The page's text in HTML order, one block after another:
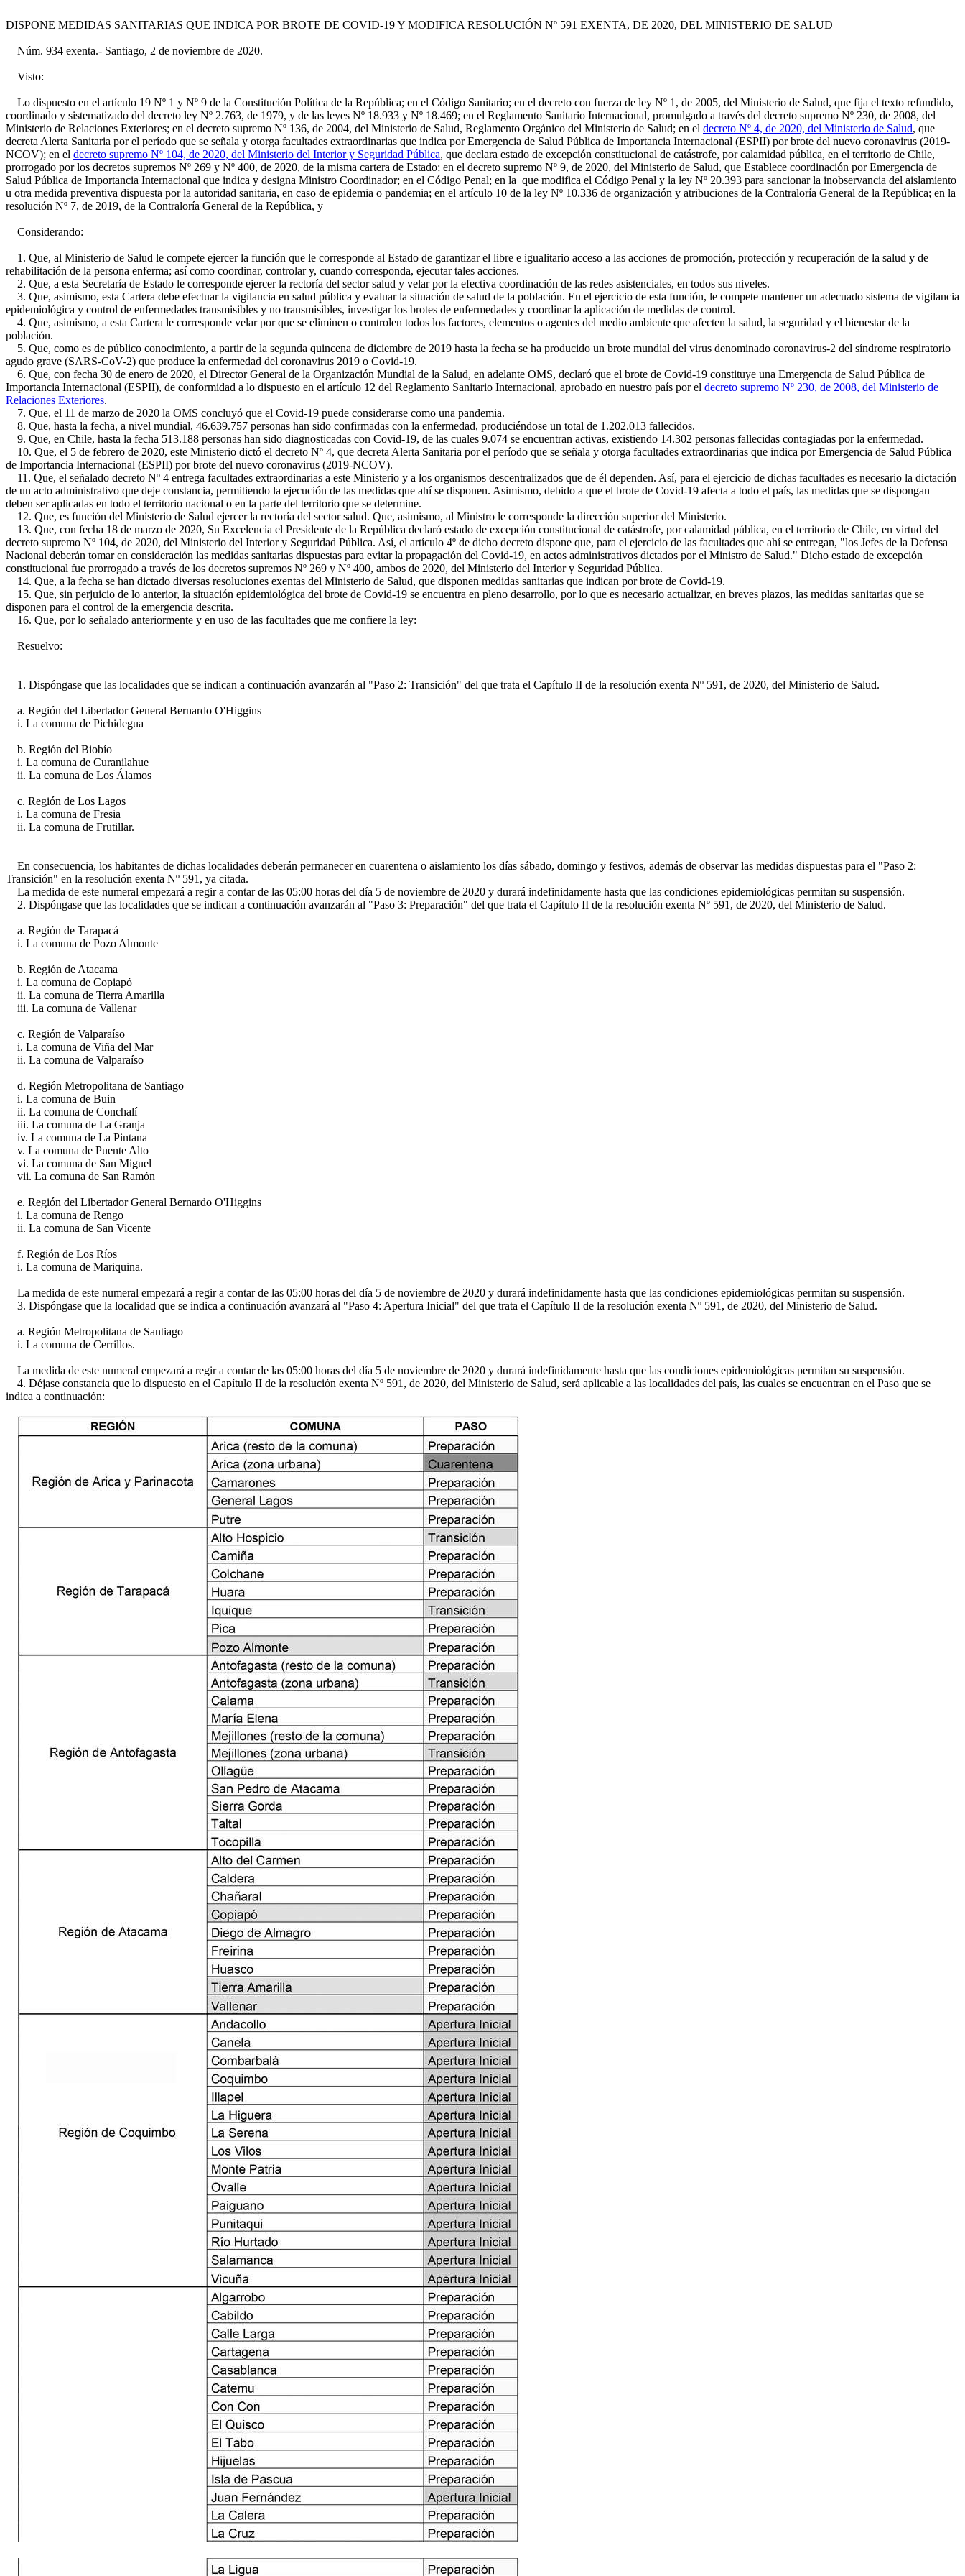
DISPONE MEDIDAS SANITARIAS QUE INDICA POR BROTE DE COVID-19 Y MODIFICA RESOLUCIÓN Nº 591 EXENTA, DE 2020, DEL MINISTERIO DE SALUD
Núm. 934 exenta.- Santiago, 2 de noviembre de 2020.
Visto:
Lo dispuesto en el artículo 19 Nº 1 y Nº 9 de la Constitución Política de la República; en el Código Sanitario; en el decreto con fuerza de ley Nº 1, de 2005, del Ministerio de Salud, que fija el texto refundido,
coordinado y sistematizado del decreto ley Nº 2.763, de 1979, y de las leyes Nº 18.933 y Nº 18.469; en el Reglamento Sanitario Internacional, promulgado a través del decreto supremo Nº 230, de 2008, del
Ministerio de Relaciones Exteriores; en el decreto supremo Nº 136, de 2004, del Ministerio de Salud, Reglamento Orgánico del Ministerio de Salud; en el decreto Nº 4, de 2020, del Ministerio de Salud, que
decreta Alerta Sanitaria por el período que se señala y otorga facultades extraordinarias que indica por Emergencia de Salud Pública de Importancia Internacional (ESPII) por brote del nuevo coronavirus (2019-
NCOV); en el decreto supremo Nº 104, de 2020, del Ministerio del Interior y Seguridad Pública, que declara estado de excepción constitucional de catástrofe, por calamidad pública, en el territorio de Chile,
prorrogado por los decretos supremos Nº 269 y Nº 400, de 2020, de la misma cartera de Estado; en el decreto supremo Nº 9, de 2020, del Ministerio de Salud, que Establece coordinación por Emergencia de
Salud Pública de Importancia Internacional que indica y designa Ministro Coordinador; en el Código Penal; en la que modifica el Código Penal y la ley Nº 20.393 para sancionar la inobservancia del aislamiento
u otra medida preventiva dispuesta por la autoridad sanitaria, en caso de epidemia o pandemia; en el artículo 10 de la ley Nº 10.336 de organización y atribuciones de la Contraloría General de la República; en la
resolución Nº 7, de 2019, de la Contraloría General de la República, y
Considerando:
1. Que, al Ministerio de Salud le compete ejercer la función que le corresponde al Estado de garantizar el libre e igualitario acceso a las acciones de promoción, protección y recuperación de la salud y de
rehabilitación de la persona enferma; así como coordinar, controlar y, cuando corresponda, ejecutar tales acciones.
2. Que, a esta Secretaría de Estado le corresponde ejercer la rectoría del sector salud y velar por la efectiva coordinación de las redes asistenciales, en todos sus niveles.
3. Que, asimismo, esta Cartera debe efectuar la vigilancia en salud pública y evaluar la situación de salud de la población. En el ejercicio de esta función, le compete mantener un adecuado sistema de vigilancia
epidemiológica y control de enfermedades transmisibles y no transmisibles, investigar los brotes de enfermedades y coordinar la aplicación de medidas de control.
4. Que, asimismo, a esta Cartera le corresponde velar por que se eliminen o controlen todos los factores, elementos o agentes del medio ambiente que afecten la salud, la seguridad y el bienestar de la
población.
5. Que, como es de público conocimiento, a partir de la segunda quincena de diciembre de 2019 hasta la fecha se ha producido un brote mundial del virus denominado coronavirus-2 del síndrome respiratorio
agudo grave (SARS-CoV-2) que produce la enfermedad del coronavirus 2019 o Covid-19.
6. Que, con fecha 30 de enero de 2020, el Director General de la Organización Mundial de la Salud, en adelante OMS, declaró que el brote de Covid-19 constituye una Emergencia de Salud Pública de
Importancia Internacional (ESPII), de conformidad a lo dispuesto en el artículo 12 del Reglamento Sanitario Internacional, aprobado en nuestro país por el decreto supremo Nº 230, de 2008, del Ministerio de
Relaciones Exteriores.
7. Que, el 11 de marzo de 2020 la OMS concluyó que el Covid-19 puede considerarse como una pandemia.
8. Que, hasta la fecha, a nivel mundial, 46.639.757 personas han sido confirmadas con la enfermedad, produciéndose un total de 1.202.013 fallecidos.
9. Que, en Chile, hasta la fecha 513.188 personas han sido diagnosticadas con Covid-19, de las cuales 9.074 se encuentran activas, existiendo 14.302 personas fallecidas contagiadas por la enfermedad.
10. Que, el 5 de febrero de 2020, este Ministerio dictó el decreto Nº 4, que decreta Alerta Sanitaria por el período que se señala y otorga facultades extraordinarias que indica por Emergencia de Salud Pública
de Importancia Internacional (ESPII) por brote del nuevo coronavirus (2019-NCOV).
11. Que, el señalado decreto Nº 4 entrega facultades extraordinarias a este Ministerio y a los organismos descentralizados que de él dependen. Así, para el ejercicio de dichas facultades es necesario la dictación
de un acto administrativo que deje constancia, permitiendo la ejecución de las medidas que ahí se disponen. Asimismo, debido a que el brote de Covid-19 afecta a todo el país, las medidas que se dispongan
deben ser aplicadas en todo el territorio nacional o en la parte del territorio que se determine.
12. Que, es función del Ministerio de Salud ejercer la rectoría del sector salud. Que, asimismo, al Ministro le corresponde la dirección superior del Ministerio.
13. Que, con fecha 18 de marzo de 2020, Su Excelencia el Presidente de la República declaró estado de excepción constitucional de catástrofe, por calamidad pública, en el territorio de Chile, en virtud del
decreto supremo Nº 104, de 2020, del Ministerio del Interior y Seguridad Pública. Así, el artículo 4º de dicho decreto dispone que, para el ejercicio de las facultades que ahí se entregan, "los Jefes de la Defensa
Nacional deberán tomar en consideración las medidas sanitarias dispuestas para evitar la propagación del Covid-19, en actos administrativos dictados por el Ministro de Salud." Dicho estado de excepción
constitucional fue prorrogado a través de los decretos supremos Nº 269 y Nº 400, ambos de 2020, del Ministerio del Interior y Seguridad Pública.
14. Que, a la fecha se han dictado diversas resoluciones exentas del Ministerio de Salud, que disponen medidas sanitarias que indican por brote de Covid-19.
15. Que, sin perjuicio de lo anterior, la situación epidemiológica del brote de Covid-19 se encuentra en pleno desarrollo, por lo que es necesario actualizar, en breves plazos, las medidas sanitarias que se
disponen para el control de la emergencia descrita.
16. Que, por lo señalado anteriormente y en uso de las facultades que me confiere la ley:
Resuelvo:
1. Dispóngase que las localidades que se indican a continuación avanzarán al "Paso 2: Transición" del que trata el Capítulo II de la resolución exenta Nº 591, de 2020, del Ministerio de Salud.
a. Región del Libertador General Bernardo O'Higgins
i. La comuna de Pichidegua
b. Región del Biobío
i. La comuna de Curanilahue
ii. La comuna de Los Álamos
c. Región de Los Lagos
i. La comuna de Fresia
ii. La comuna de Frutillar.
En consecuencia, los habitantes de dichas localidades deberán permanecer en cuarentena o aislamiento los días sábado, domingo y festivos, además de observar las medidas dispuestas para el "Paso 2:
Transición" en la resolución exenta Nº 591, ya citada.
La medida de este numeral empezará a regir a contar de las 05:00 horas del día 5 de noviembre de 2020 y durará indefinidamente hasta que las condiciones epidemiológicas permitan su suspensión.
2. Dispóngase que las localidades que se indican a continuación avanzarán al "Paso 3: Preparación" del que trata el Capítulo II de la resolución exenta Nº 591, de 2020, del Ministerio de Salud.
a. Región de Tarapacá
i. La comuna de Pozo Almonte
b. Región de Atacama
i. La comuna de Copiapó
ii. La comuna de Tierra Amarilla
iii. La comuna de Vallenar
c. Región de Valparaíso
i. La comuna de Viña del Mar
ii. La comuna de Valparaíso
d. Región Metropolitana de Santiago
i. La comuna de Buin
ii. La comuna de Conchalí
iii. La comuna de La Granja
iv. La comuna de La Pintana
v. La comuna de Puente Alto
vi. La comuna de San Miguel
vii. La comuna de San Ramón
e. Región del Libertador General Bernardo O'Higgins
i. La comuna de Rengo
ii. La comuna de San Vicente
f. Región de Los Ríos
i. La comuna de Mariquina.
La medida de este numeral empezará a regir a contar de las 05:00 horas del día 5 de noviembre de 2020 y durará indefinidamente hasta que las condiciones epidemiológicas permitan su suspensión.
3. Dispóngase que la localidad que se indica a continuación avanzará al "Paso 4: Apertura Inicial" del que trata el Capítulo II de la resolución exenta Nº 591, de 2020, del Ministerio de Salud.
a. Región Metropolitana de Santiago
i. La comuna de Cerrillos.
La medida de este numeral empezará a regir a contar de las 05:00 horas del día 5 de noviembre de 2020 y durará indefinidamente hasta que las condiciones epidemiológicas permitan su suspensión.
4. Déjase constancia que lo dispuesto en el Capítulo II de la resolución exenta Nº 591, de 2020, del Ministerio de Salud, será aplicable a las localidades del país, las cuales se encuentran en el Paso que se
indica a continuación: